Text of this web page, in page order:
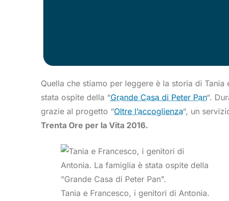
Quella che stiamo per leggere è la storia di
stata ospite della “Grande Casa di Peter Pan“.
grazie al progetto “Oltre l’accoglienza“, un
Trenta Ore per la Vita 2016.
Tania e Francesco, i genitori di Antonia.